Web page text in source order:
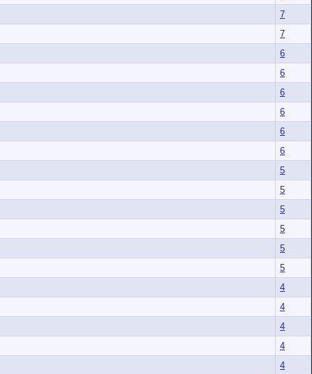
7
7
6
6
6
6
6
6
5
5
5
5
5
5
4
4
4
4
4